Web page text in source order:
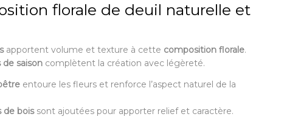
florale de deuil naturelle et
apportent volume et texture à cette composition florale.
saison complètent la création avec légèreté.
entoure les fleurs et renforce l’aspect naturel de la
de boissont ajoutées pour apporter relief et caractère.